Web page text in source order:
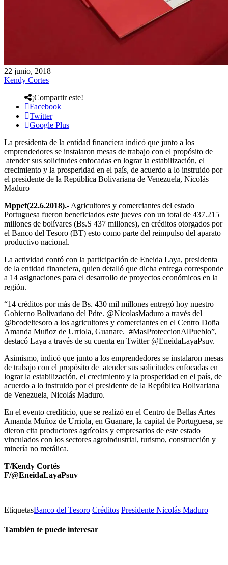
22 junio, 2018
Kendy Cortes
¡Compartir este!
Facebook
Twitter
Google Plus
La presidenta de la entidad financiera indicó que junto a los
emprendedores se instalaron mesas de trabajo con el propósito de
atender sus solicitudes enfocadas en lograr la estabilización, el
crecimiento y la prosperidad en el país, de acuerdo a lo instruido por
el presidente de la República Bolivariana de Venezuela, Nicolás
Maduro
Mppef(22.6.2018).- Agricultores y comerciantes del estado
Portuguesa fueron beneficiados este jueves con un total de 437.215
millones de bolívares (Bs.S 437 millones), en créditos otorgados por
el Banco del Tesoro (BT) esto como parte del reimpulso del aparato
productivo nacional.
La actividad contó con la participación de Eneida Laya, presidenta
de la entidad financiera, quien detalló que dicha entrega corresponde
a 14 asignaciones para el desarrollo de proyectos económicos en la
región.
“14 créditos por más de Bs. 430 mil millones entregó hoy nuestro
Gobierno Bolivariano del Pdte. @NicolasMaduro a través del
@bcodeltesoro a los agricultores y comerciantes en el Centro Doña
Amanda Muñoz de Urriola, Guanare. #MasProteccionAlPueblo”,
destacó Laya a través de su cuenta en Twitter @EneidaLayaPsuv.
Asimismo, indicó que junto a los emprendedores se instalaron mesas
de trabajo con el propósito de atender sus solicitudes enfocadas en
lograr la estabilización, el crecimiento y la prosperidad en el país, de
acuerdo a lo instruido por el presidente de la República Bolivariana
de Venezuela, Nicolás Maduro.
En el evento crediticio, que se realizó en el Centro de Bellas Artes
Amanda Muñoz de Urriola, en Guanare, la capital de Portuguesa, se
dieron cita productores agrícolas y empresarios de este estado
vinculados con los sectores agroindustrial, turismo, construcción y
minería no metálica.
T/Kendy Cortés
F/@EneidaLayaPsuv
EtiquetasBanco del Tesoro Créditos Presidente Nicolás Maduro
También te puede interesar